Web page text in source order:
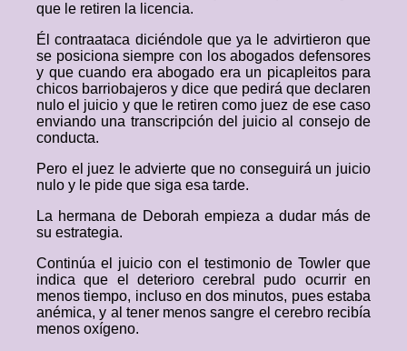
que le retiren la licencia.
Él contraataca diciéndole que ya le advirtieron que
se posiciona siempre con los abogados defensores
y que cuando era abogado era un picapleitos para
chicos barriobajeros y dice que pedirá que declaren
nulo el juicio y que le retiren como juez de ese caso
enviando una transcripción del juicio al consejo de
conducta.
Pero el juez le advierte que no conseguirá un juicio
nulo y le pide que siga esa tarde.
La hermana de Deborah empieza a dudar más de
su estrategia.
Continúa el juicio con el testimonio de Towler que
indica que el deterioro cerebral pudo ocurrir en
menos tiempo, incluso en dos minutos, pues estaba
anémica, y al tener menos sangre el cerebro recibía
menos oxígeno.